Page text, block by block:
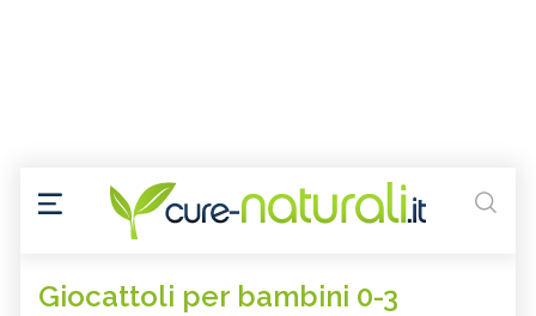
Giocattoli per bambini 0-3